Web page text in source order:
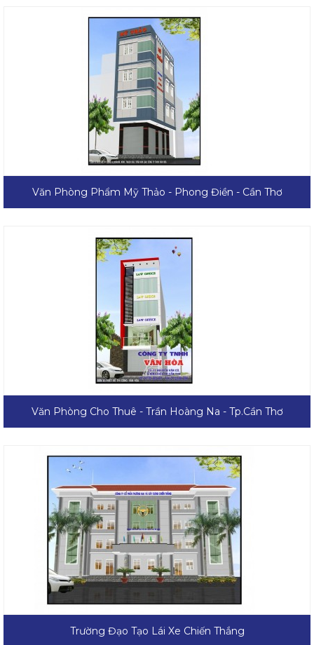
Văn Phòng Phẩm Mỹ Thảo - Phong Điền - Cần Thơ
Văn Phòng Cho Thuê - Trần Hoàng Na - Tp.Cần Thơ
Trường Đạo Tạo Lái Xe Chiến Thắng